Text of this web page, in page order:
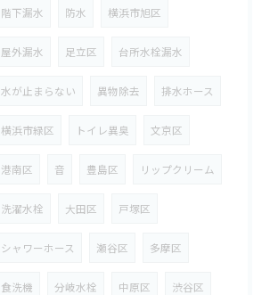
階下漏水 防水 横浜市旭区
屋外漏水 足立区 台所水栓漏水
水が止まらない 異物除去 排水ホース
横浜市緑区 トイレ異臭 文京区
港南区 音 豊島区 リップクリーム
洗濯水栓 大田区 戸塚区
シャワーホース 瀬谷区 多摩区
食洗機 分岐水栓 中原区 渋谷区